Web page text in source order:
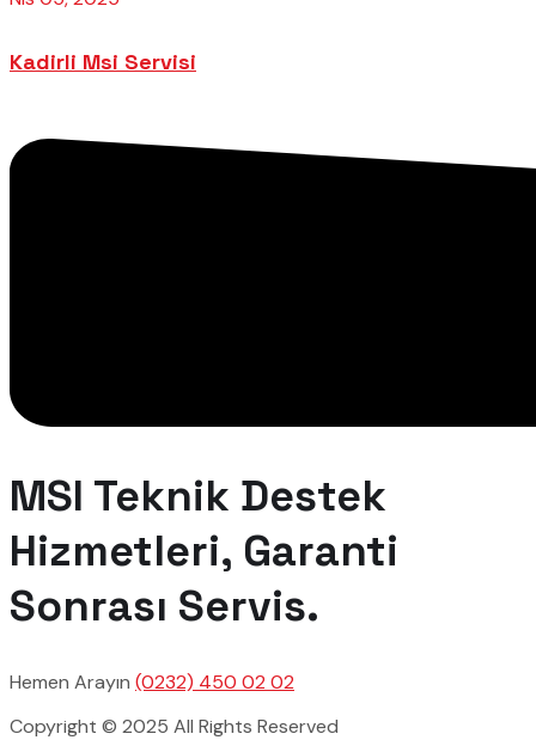
Kadirli Msi Servisi
MSI Teknik Destek
Hizmetleri, Garanti
Sonrası Servis.
Hemen Arayın (0232) 450 02 02
Copyright © 2025 All Rights Reserved